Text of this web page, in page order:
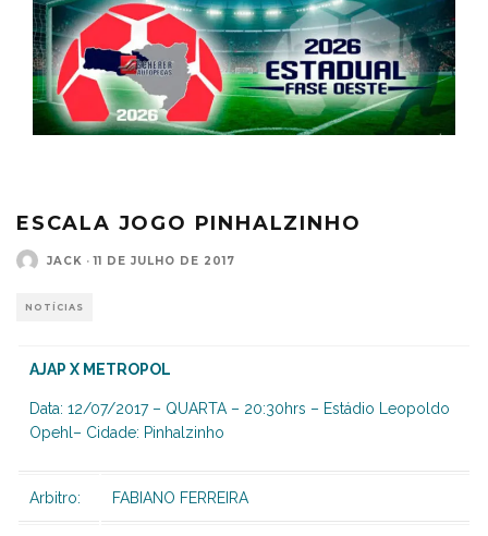
ESCALA JOGO PINHALZINHO
JACK · 11 DE JULHO DE 2017
NOTÍCIAS
AJAP X METROPOL
Data: 12/07/2017 – QUARTA – 20:30hrs – Estádio Leopoldo
Opehl– Cidade: Pinhalzinho
Arbitro: FABIANO FERREIRA